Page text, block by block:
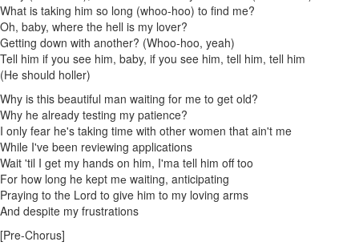
What is taking him so long (whoo-hoo) to find me?
Oh, baby, where the hell is my lover?
Getting down with another? (Whoo-hoo, yeah)
Tell him if you see him, baby, if you see him, tell him, tell him
(He should holler)
Why is this beautiful man waiting for me to get old?
Why he already testing my patience?
I only fear he's taking time with other women that ain't me
While I've been reviewing applications
Wait 'til I get my hands on him, I'ma tell him off too
For how long he kept mе waiting, anticipating
Praying to the Lord to give him to my loving arms
And despite my frustrations
[Pre-Chorus]